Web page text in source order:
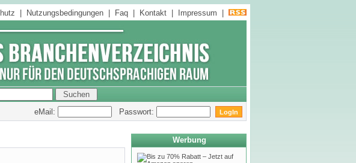
Nutzungsbedingungen Faq Kontakt Impressum
eMail: Passwort:
Werbung